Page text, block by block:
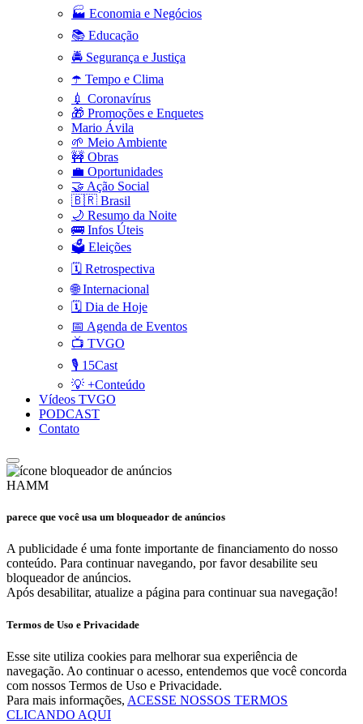
🏭 Economia e Negócios
📚 Educação
🚔 Segurança e Justiça
☂️ Tempo e Clima
💉 Coronavírus
🎁 Promoções e Enquetes
Mario Ávila
🌱 Meio Ambiente
🚧 Obras
💼 Oportunidades
🤝 Ação Social
🇧🇷 Brasil
🌙 Resumo da Noite
🚌 Infos Úteis
🗳️ Eleições
🗓️ Retrospectiva
🌐 Internacional
🗓️ Dia de Hoje
📅 Agenda de Eventos
📺 TVGO
🎙️ 15Cast
💡 +Conteúdo
Vídeos TVGO
PODCAST
Contato
HAMM
parece que você usa um bloqueador de anúncios
A publicidade é uma fonte importante de financiamento do nosso
conteúdo. Para continuar navegando, por favor desabilite seu
bloqueador de anúncios.
Após desabilitar, atualize a página para continuar sua navegação!
Termos de Uso e Privacidade
Esse site utiliza cookies para melhorar sua experiência de
navegação. Ao continuar o acesso, entendemos que você concorda
com nossos Termos de Uso e Privacidade.
Para mais informações, ACESSE NOSSOS TERMOS
CLICANDO AQUI